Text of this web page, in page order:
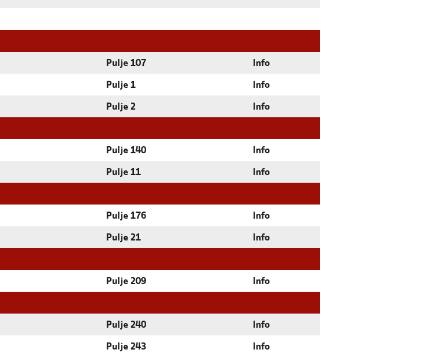
Pulje 107 Info
Pulje 1 Info
Pulje 2 Info
Pulje 140 Info
Pulje 11 Info
Pulje 176 Info
Pulje 21 Info
Pulje 209 Info
Pulje 240 Info
Pulje 243 Info